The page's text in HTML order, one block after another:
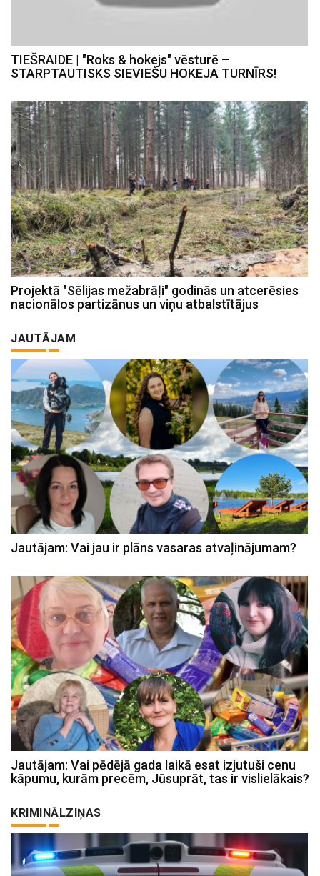
TIEŠRAIDE | "Roks & hokejs" vēsturē –
STARPTAUTISKS SIEVIEŠU HOKEJA TURNĪRS!
Projektā "Sēlijas mežabrāļi" godinās un atcerēsies
nacionālos partizānus un viņu atbalstītājus
JAUTĀJAM
Jautājam: Vai jau ir plāns vasaras atvaļinājumam?
Jautājam: Vai pēdējā gada laikā esat izjutuši cenu
kāpumu, kurām precēm, Jūsuprāt, tas ir vislielākais?
KRIMINĀLZIŅAS